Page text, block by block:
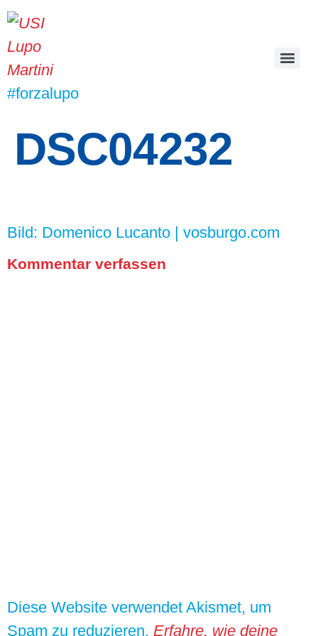
#forzalupo
DSC04232
Bild: Domenico Lucanto | vosburgo.com
Kommentar verfassen
Diese Website verwendet Akismet, um
Spam zu reduzieren. Erfahre, wie deine